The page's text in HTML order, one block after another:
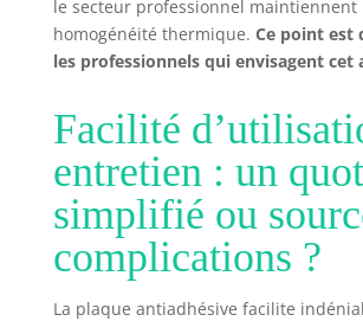
le secteur professionnel
homogénéité thermique. Ce point est
les professionnels qui envisagent cet
Facilité
entretien : un
simplifié ou
complications ?
La plaque antiadhésive facilite